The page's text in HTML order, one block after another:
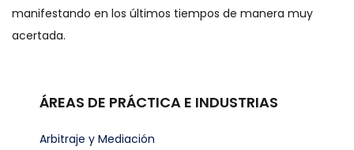
manifestando en los últimos tiempos de manera muy
acertada.
ÁREAS DE PRÁCTICA E INDUSTRIAS
Arbitraje y Mediación